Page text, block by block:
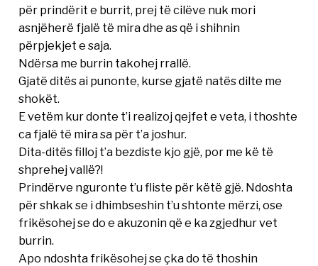
për prindërit e burrit, prej të cilëve nuk mori
asnjëherë fjalë të mira dhe as që i shihnin
përpjekjet e saja.
Ndërsa me burrin takohej rrallë.
Gjatë ditës ai punonte, kurse gjatë natës dilte me
shokët.
E vetëm kur donte t’i realizoj qejfet e veta, i thoshte
ca fjalë të mira sa për t’a joshur.
Dita-ditës filloj t’a bezdiste kjo gjë, por me kë të
shprehej vallë?!
Prindërve nguronte t’u fliste për këtë gjë. Ndoshta
për shkak se i dhimbseshin t’u shtonte mërzi, ose
frikësohej se do e akuzonin që e ka zgjedhur vet
burrin.
Apo ndoshta frikësohej se çka do të thoshin